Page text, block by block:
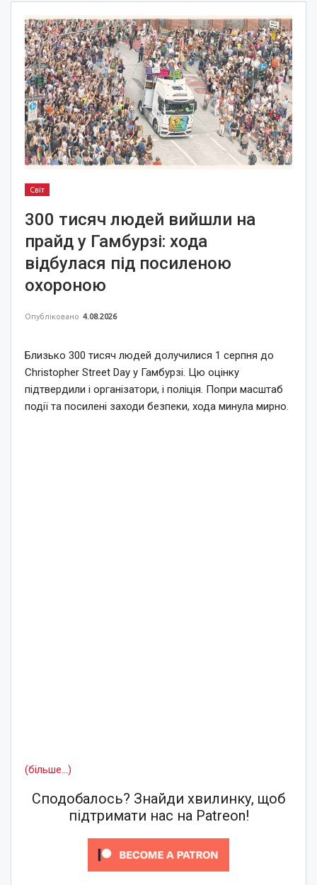
Світ
300 тисяч людей вийшли на
прайд у Гамбурзі: хода
відбулася під посиленою
охороною
Опубліковано 4.08.2026
Близько 300 тисяч людей долучилися 1 серпня до
Christopher Street Day у Гамбурзі. Цю оцінку
підтвердили і організатори, і поліція. Попри масштаб
події та посилені заходи безпеки, хода минула мирно.
(більше…)
Сподобалось? Знайди хвилинку, щоб
підтримати нас на Patreon!